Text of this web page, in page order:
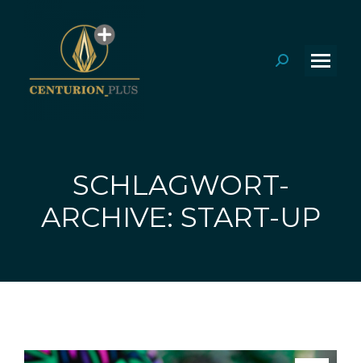
Search:
SCHLAGWORT-
ARCHIVE: START-UP